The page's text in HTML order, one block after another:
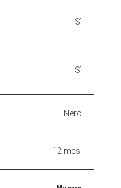
Sì
Sì
Nero
12 mesi